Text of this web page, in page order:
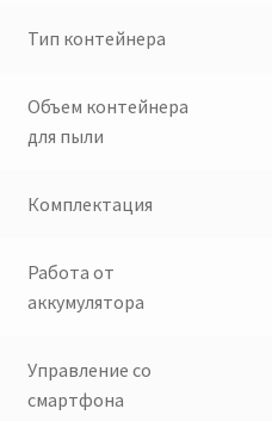
Тип контейнера
Объем контейнера
для пыли
Комплектация
Работа от
аккумулятора
Управление со
смартфона